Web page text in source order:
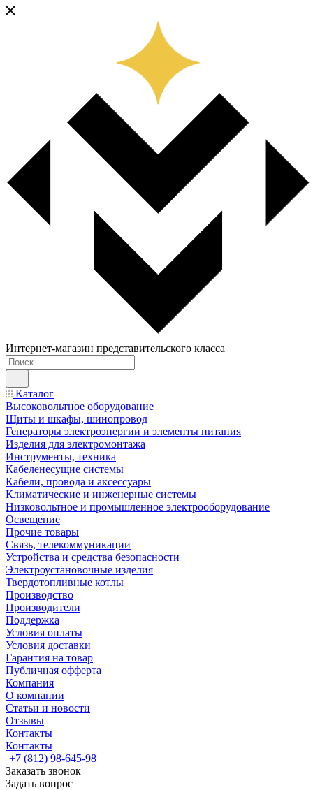
Интернет-магазин представительского класса
Каталог
Высоковольтное оборудование
Щиты и шкафы, шинопровод
Генераторы электроэнергии и элементы питания
Изделия для электромонтажа
Инструменты, техника
Кабеленесущие системы
Кабели, провода и аксессуары
Климатические и инженерные системы
Низковольтное и промышленное электрооборудование
Освещение
Прочие товары
Связь, телекоммуникации
Устройства и средства безопасности
Электроустановочные изделия
Твердотопливные котлы
Производство
Производители
Поддержка
Условия оплаты
Условия доставки
Гарантия на товар
Публичная офферта
Компания
О компании
Статьи и новости
Отзывы
Контакты
Контакты
+7 (812) 98-645-98
Заказать звонок
Задать вопрос